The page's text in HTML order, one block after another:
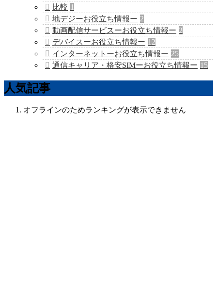
比較 1
地デジーお役立ち情報ー 2
動画配信サービスーお役立ち情報ー 2
デバイスーお役立ち情報ー 12
インターネットーお役立ち情報ー 25
通信キャリア・格安SIMーお役立ち情報ー 15
人気記事
オフラインのためランキングが表示できません